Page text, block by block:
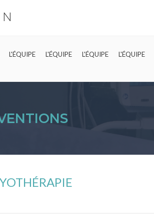
L'ÉQUIPE L'ÉQUIPE L'ÉQUIPE L'ÉQUIPE